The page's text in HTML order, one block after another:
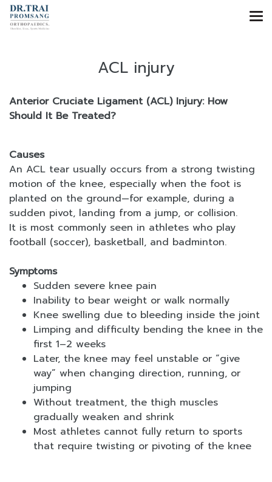
ACL injury
Anterior Cruciate Ligament (ACL) Injury: How
Should It Be Treated?
Causes
An ACL tear usually occurs from a strong twisting
motion of the knee, especially when the foot is
planted on the ground—for example, during a
sudden pivot, landing from a jump, or collision.
It is most commonly seen in athletes who play
football (soccer), basketball, and badminton.
Symptoms
Sudden severe knee pain
Inability to bear weight or walk normally
Knee swelling due to bleeding inside the joint
Limping and difficulty bending the knee in the
first 1–2 weeks
Later, the knee may feel unstable or “give
way” when changing direction, running, or
jumping
Without treatment, the thigh muscles
gradually weaken and shrink
Most athletes cannot fully return to sports
that require twisting or pivoting of the knee